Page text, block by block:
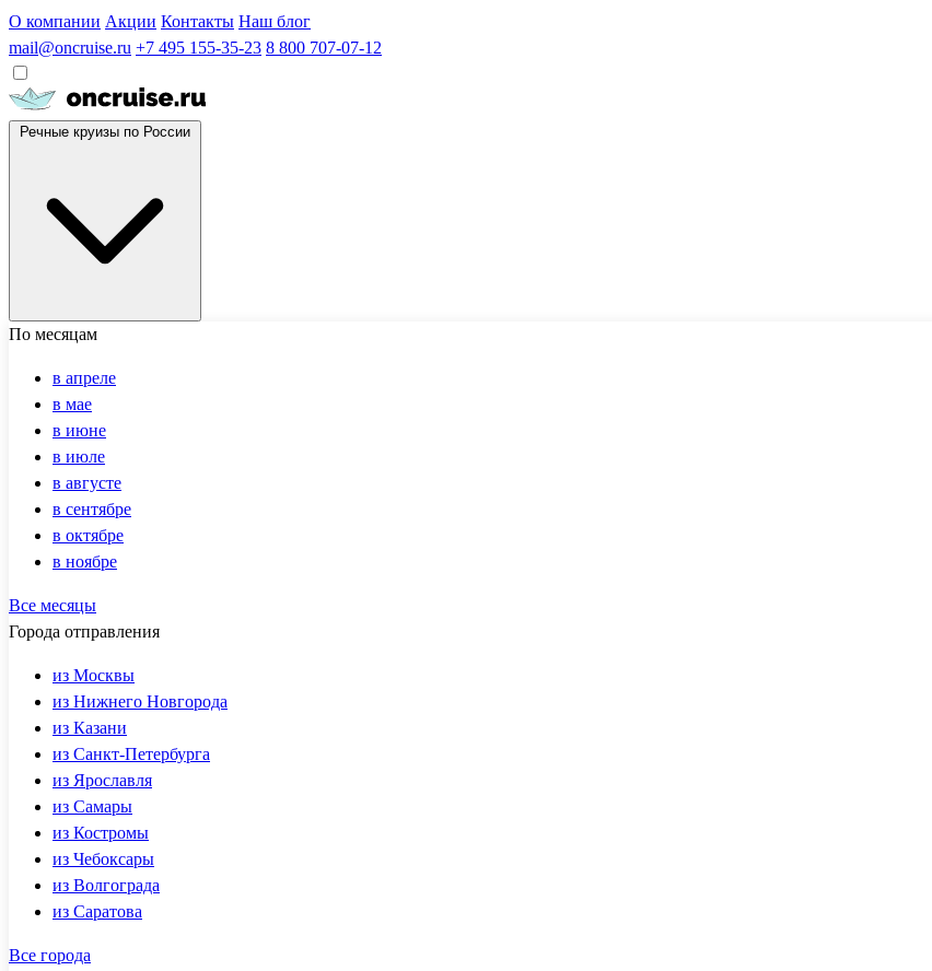
О компании Акции Контакты Наш блог
mail@oncruise.ru +7 495 155-35-23 8 800 707-07-12
По месяцам
в апреле
в мае
в июне
в июле
в августе
в сентябре
в октябре
в ноябре
Все месяцы
Города отправления
из Москвы
из Нижнего Новгорода
из Казани
из Санкт-Петербурга
из Ярославля
из Самары
из Костромы
из Чебоксары
из Волгограда
из Саратова
Все города